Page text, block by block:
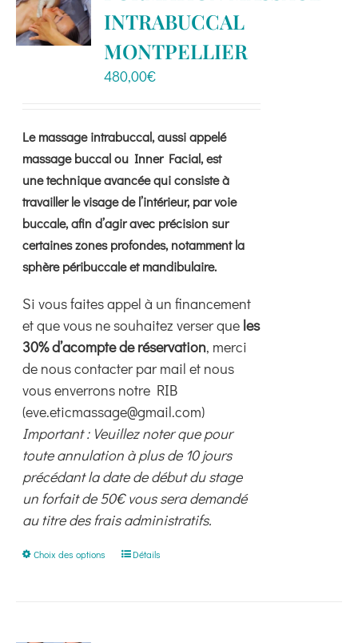
options
peuvent
être
choisies
page
produit
INTRABUCCAL
MONTPELLIER
480,00€
Le massage intrabuccal, aussi appelé
massage buccal ou Inner Facial, est
une technique avancée qui consiste à
travailler le visage de l’intérieur, par voie
buccale, afin d’agir avec précision sur
certaines zones profondes, notamment la
sphère péribuccale et mandibulaire.
Si vous faites appel à un financement
et que vous ne souhaitez verser que les
30% d’acompte de réservation, merci
de nous contacter par mail et nous
vous enverrons notre RIB
(eve.eticmassage@gmail.com)
Important : Veuillez noter que pour
toute annulation à plus de 10 jours
précédant la date de début du stage
un forfait de 50€ vous sera demandé
au titre des frais administratifs.
Choix des options
CeDétails